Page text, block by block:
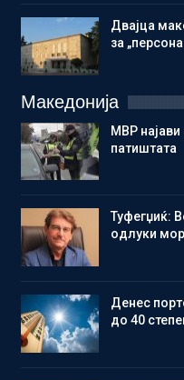
Двајца
за
Македонија
МВР
патиштата
Туфегџиќ:
одлуки
Денес
до 40